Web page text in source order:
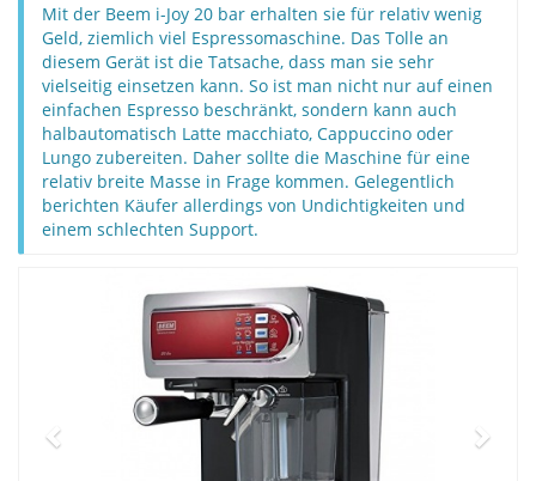
Mit der Beem i-Joy 20 bar erhalten sie für relativ wenig
Geld, ziemlich viel Espressomaschine. Das Tolle an
diesem Gerät ist die Tatsache, dass man sie sehr
vielseitig einsetzen kann. So ist man nicht nur auf einen
einfachen Espresso beschränkt, sondern kann auch
halbautomatisch Latte macchiato, Cappuccino oder
Lungo zubereiten. Daher sollte die Maschine für eine
relativ breite Masse in Frage kommen. Gelegentlich
berichten Käufer allerdings von Undichtigkeiten und
einem schlechten Support.